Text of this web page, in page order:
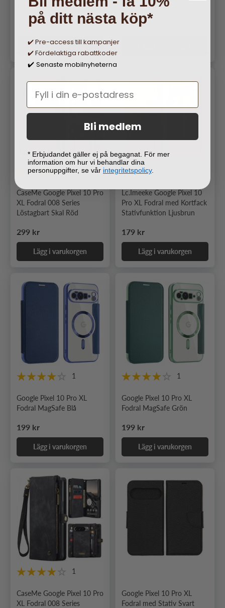
Löstagbart Skal Blå
Ordinarie pris
299 kr
Lägg i varukorgen
Ordinarie pris
249 kr
1
CaseMe Google Pixel 10 Pro
XL Fodral 008 Series
Löstagbart Skal Röd
Ordinarie pris
299 kr
Lägg i varukorgen
Lc.Imeeke Google Pixel 10
Pro XL Fodral med Kortfack
Stativfunktion Ljusbrun
Ordinarie pris
179 kr
Lägg i varukorgen
1
Google Pixel 10 Pro XL
Fodral MagSafe Blå
Ordinarie pris
199 kr
Lägg i varukorgen
1
Google Pixel 10 Pro XL
Fodral MagSafe Grön
Ordinarie pris
199 kr
Lägg i varukorgen
1
CaseMe Google Pixel 10 Pro
XL Fodral 008 Series
Google Pixel 10 Pro XL
Fodral med Stativ Svart
på ditt nästa köp*
✔️ Pre-access till kampanjer
✔️ Fördelaktiga rabattkoder
✔️ Senaste mobilnyheterna
Bli medlem
* Erbjudandet gäller ej på begagnat. För mer
information om hur vi behandlar dina
personuppgifter, se vår integritetspolicy.